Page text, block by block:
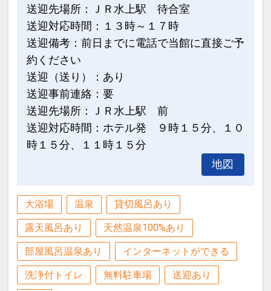
送迎先場所：ＪＲ水上駅 待合室
送迎対応時間：１３時～１７時
送迎備考：前日までに電話で当館に直接ご予
約ください
送迎（送り）：あり
送迎事前連絡：要
送迎先場所：ＪＲ水上駅 前
送迎対応時間：ホテル発 ９時１５分、１０
時１５分、１１時１５分
地図
大浴場 温泉 貸切風呂あり
露天風呂あり 天然温泉100%あり
部屋風呂温泉あり インターネットができる
洗浄付トイレ 無料駐車場 送迎あり